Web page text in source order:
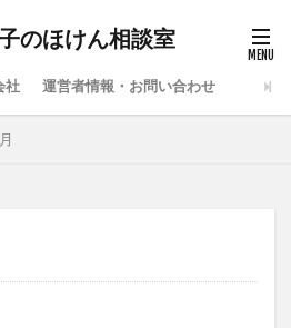
のほけん相談室
社 運営者情報・お問い合わせ